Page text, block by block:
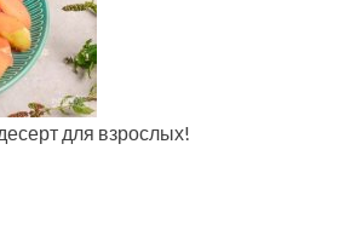
для взрослых!